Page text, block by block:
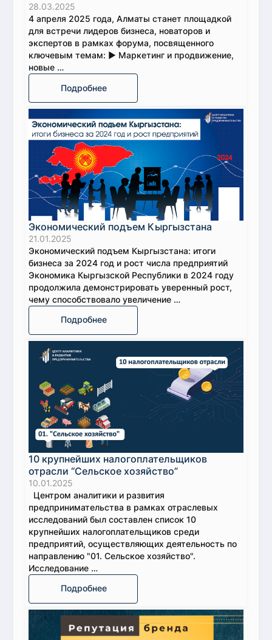
28.03.2025
4 апреля 2025 года, Алматы станет площадкой
для встречи лидеров бизнеса, новаторов и
экспертов в рамках форума, посвященного
ключевым темам: ► Маркетинг и продвижение,
новые …
Подробнее
Экономический подъем Кыргызстана
21.01.2025
Экономический подъем Кыргызстана: итоги
бизнеса за 2024 год и рост числа предприятий
Экономика Кыргызской Республики в 2024 году
продолжила демонстрировать уверенный рост,
чему способствовало увеличение …
Подробнее
10 крупнейших налогоплательщиков
отрасли “Сельское хозяйство”
10.01.2025
Центром аналитики и развития
предпринимательства в рамках отраслевых
исследований был составлен список 10
крупнейших налогоплательщиков среди
предприятий, осуществляющих деятельность по
направлению "01. Сельское хозяйство".
Исследование …
Подробнее